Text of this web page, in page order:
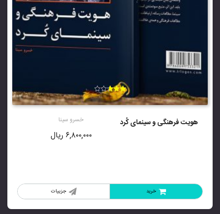
هویت فرهنگی و سینمای کُرد خسرو سینا
امتیاز
2.67
از 5
۶,۸۰۰,۰۰۰ ریال
جزییات خرید